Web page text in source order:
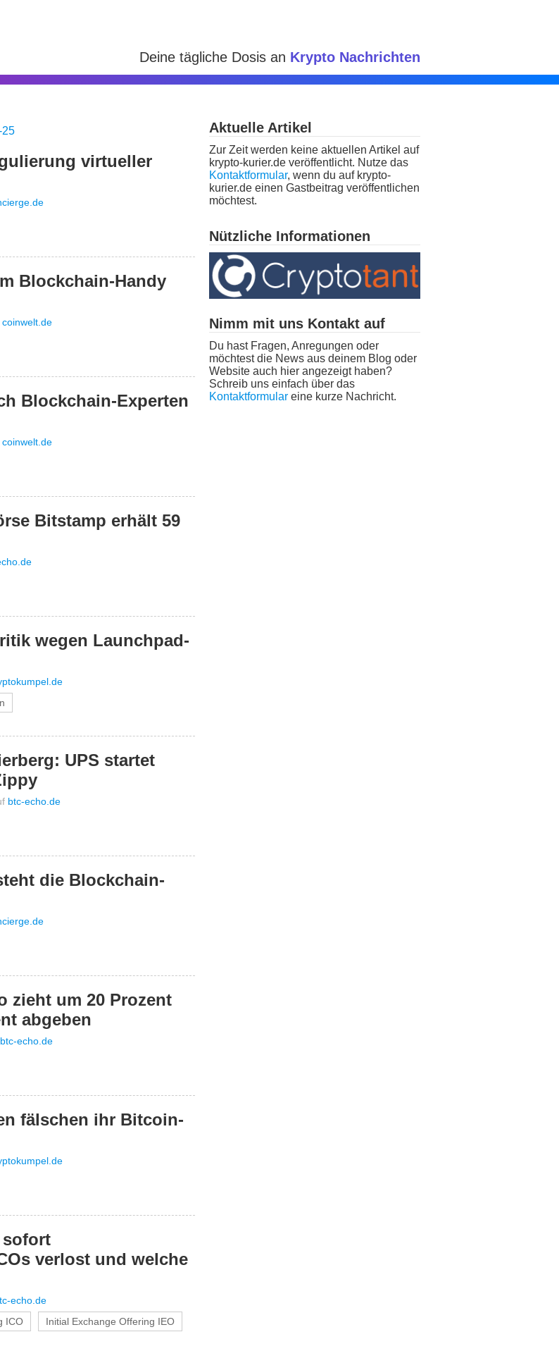
Deine tägliche Dosis an Krypto Nachrichten
25
virtueller
Blockchain-Handy
coinwelt.de
Blockchain-Experten
coinwelt.de
Bitstamp erhält 59
wegen Launchpad-
UPS startet
btc-echo.de
die Blockchain-
zieht um 20 Prozent
abgeben
btc-echo.de
fälschen ihr Bitcoin-
sofort
verlost und welche
echo.de
ICO Initial Exchange Offering IEO
Aktuelle Artikel
Zur Zeit werden keine aktuellen Artikel auf
krypto-kurier.de veröffentlicht. Nutze das
Kontaktformular, wenn du auf krypto-
kurier.de einen Gastbeitrag veröffentlichen
möchtest.
Nützliche Informationen
Nimm mit uns Kontakt auf
Du hast Fragen, Anregungen oder
möchtest die News aus deinem Blog oder
Website auch hier angezeigt haben?
Schreib uns einfach über das
Kontaktformular eine kurze Nachricht.